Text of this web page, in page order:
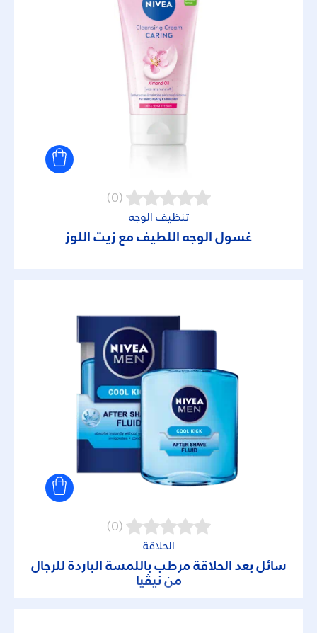
عوامل التصفية المحددة
(0)
تنظيف الوجه
غسول الوجه اللطيف مع زيت اللوز
(0)
الحلاقة
سائل بعد الحلاقة مرطب باللمسة الباردة للرجال
من نيڤيا